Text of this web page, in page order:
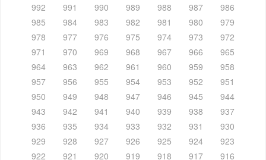
992
991 990 989 988 987
986
985
984 983 982 981 980
979
978
977 976 975 974 973
972
971
970 969 968 967 966
965
964
963 962 961 960 959
958
957
956 955 954 953 952
951
950
949 948 947 946 945
944
943
942 941 940 939 938
937
936
935 934 933 932 931
930
929
928 927 926 925 924
923
922
921 920 919 918 917
916